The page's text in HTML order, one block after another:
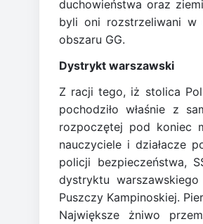
duchowieństwa oraz
byli oni rozstrzeliwani w
obszaru GG.
Dystrykt warszawski
Z racji tego, iż stolica
pochodziło właśnie z
rozpoczętej pod koniec
nauczyciele i działacze
policji bezpieczeństwa,
dystryktu
Puszczy Kampinoskiej.
Największe żniwo